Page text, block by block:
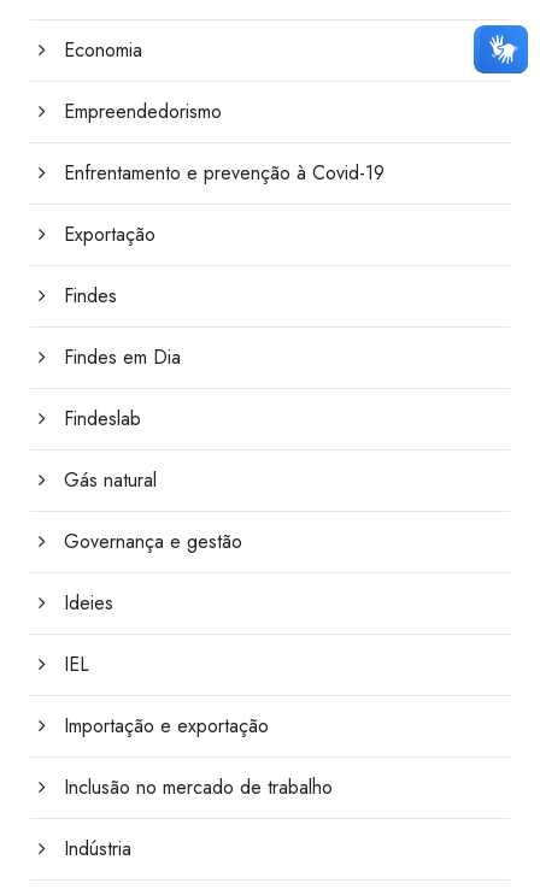
Economia
Empreendedorismo
Enfrentamento e prevenção à Covid-19
Exportação
Findes
Findes em Dia
Findeslab
Gás natural
Governança e gestão
Ideies
IEL
Importação e exportação
Inclusão no mercado de trabalho
Indústria